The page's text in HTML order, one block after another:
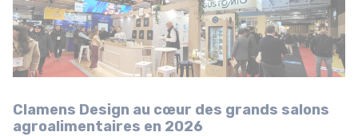
Clamens Design au cœur des grands salons
agroalimentaires en 2026